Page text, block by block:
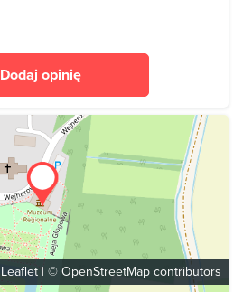
Dodaj opinię
Leaflet | © OpenStreetMap contributors